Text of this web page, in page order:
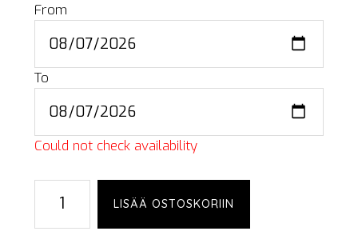
From
To
Could not check availability
stand,
table,
LISÄÄ OSTOSKORIIN